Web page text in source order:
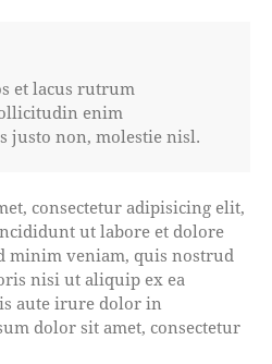
et lacus rutrum
enim
justo non, molestie nisl.
consectetur adipisicing elit,
ut labore et dolore
minim veniam, quis nostrud
nisi ut aliquip ex ea
aute irure dolor in
dolor sit amet, consectetur